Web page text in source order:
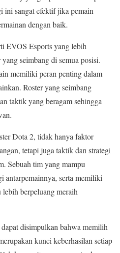
ini sangat efektif jika pemain
dengan baik.
EVOS Esports yang lebih
seimbang di semua posisi.
memiliki peran penting dalam
Roster yang seimbang
taktik yang beragam sehingga
Dota 2, tidak hanya faktor
tetapi juga taktik dan strategi
Sebuah tim yang mampu
antarpemainnya, serta memiliki
berpeluang meraih
disimpulkan bahwa memilih
kunci keberhasilan setiap